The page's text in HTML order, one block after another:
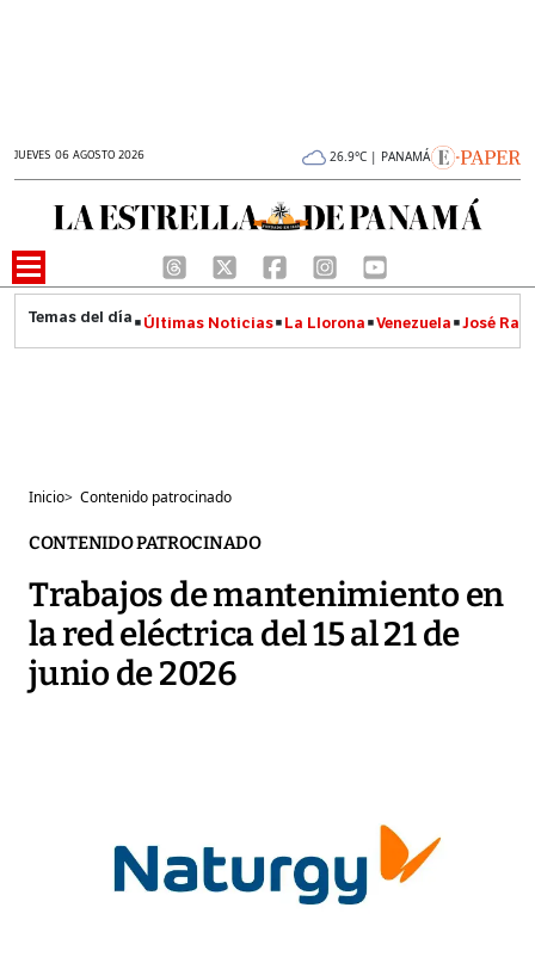
JUEVES 06 AGOSTO 2026 26.9°C | PANAMÁ
Últimas Noticias La Llorona Venezuela José
Inicio> Contenido patrocinado
CONTENIDO PATROCINADO
Trabajos de mantenimiento en
la red eléctrica del 15 al 21 de
junio de 2026